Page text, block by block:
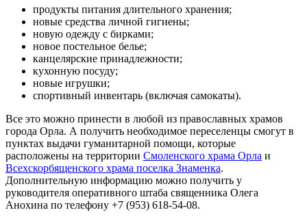
продукты питания длительного хранения;
новые средства личной гигиены;
новую одежду с бирками;
новое постельное белье;
канцелярские принадлежности;
кухонную посуду;
новые игрушки;
спортивный инвентарь (включая самокаты).
Все это можно принести в любой из православных храмов
города Орла. А получить необходимое переселенцы смогут в
пунктах выдачи гуманитарной помощи, которые
расположены на территории Смоленского храма Орла и
Всехскорбященского храма поселка Знаменка.
Дополнительную информацию можно получить у
руководителя оперативного штаба священника Олега
Анохина по телефону +7 (953) 618-54-08.